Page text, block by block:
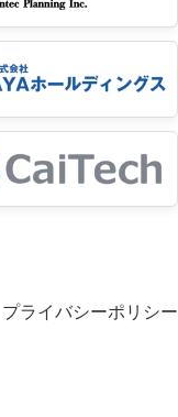
プライバシーポリシー